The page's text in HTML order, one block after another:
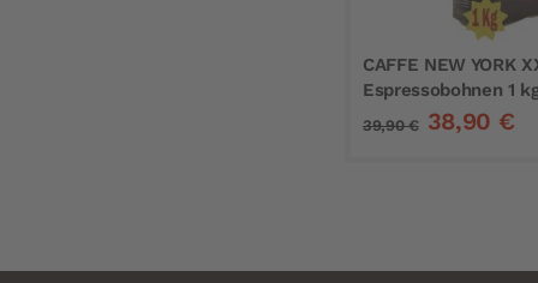
CAFFE NEW YORK
Espressobohnen 1
38,90 €
39,90 €